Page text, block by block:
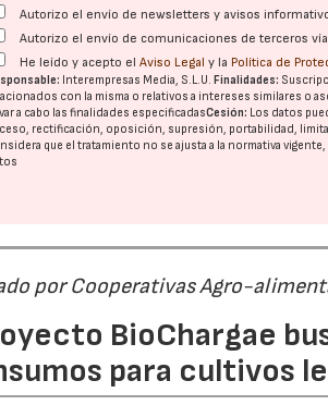
Autorizo el envío de newsletters y avisos
Autorizo el envío de comunicaciones de terceros
He leído y acepto elAviso Legal y la Política de
Interempresas Media, S.L.U. Finalidades:
con la misma o relativos a intereses similares o
a cabo las finalidades especificadasCesión: Los datos
rectificación, oposición, supresión, portabilidad,
que el tratamiento no se ajusta a la normativa
por Cooperativas Agro-
BioChargae
para cultivos